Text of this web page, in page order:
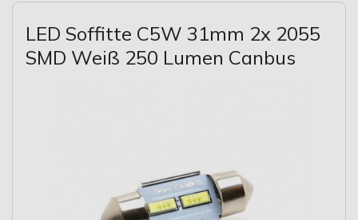
LED Soffitte C5W 31mm 2x 2055
SMD Weiß 250 Lumen Canbus